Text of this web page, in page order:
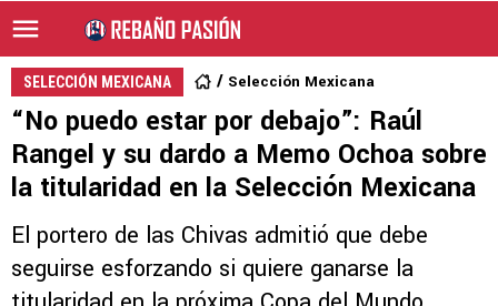
SELECCIÓN MEXICANA Selección Mexicana
“No puedo estar por debajo”: Raúl
Rangel y su dardo a Memo Ochoa sobre
la titularidad en la Selección Mexicana
El portero de las Chivas admitió que debe
seguirse esforzando si quiere ganarse la